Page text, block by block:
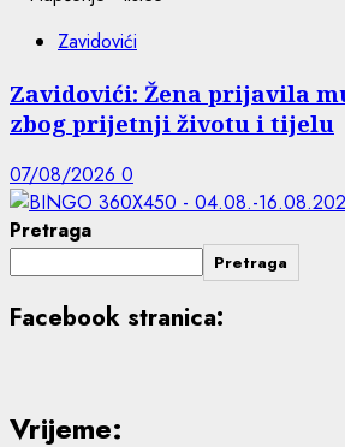
Zavidovići
Zavidovići: Žena prijavila
zbog prijetnji životu i tijelu
07/08/2026 0
Pretraga
Pretraga
Facebook stranica:
Vrijeme: